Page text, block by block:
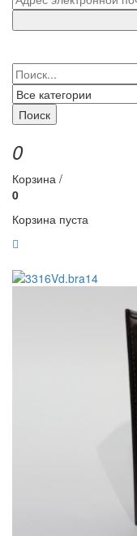
Поиск
0
Корзина /
0
Корзина пуста